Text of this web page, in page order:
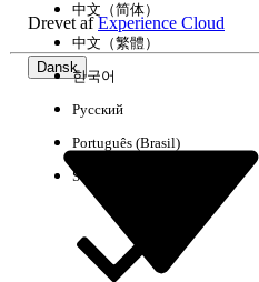
Drevet afExperience Cloud
Dansk
中文（简体）
中文（繁體）
한국어
Русский
Português (Brasil)
Suomi